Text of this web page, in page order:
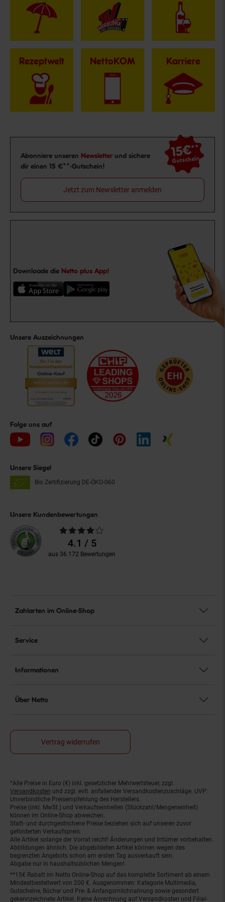
Rezeptwelt NettoKOM Karriere
Newsletter Anmeldung
Abonniere unseren Newsletter und sichere
dir einen 15 €**-Gutschein!
15€**
Gutschein
Jetzt zum Newsletter anmelden
Downloade die Netto plus App!
Unsere Auszeichnungen
Folge uns auf
Unsere Siegel
Bio Zertifizierung DE-ÖKO-060
Unsere Kundenbewertungen
Durchschnittliche
Bewertungen4.1 / 5
aus 36.172 Bewertungen
Zahlarten im Online-Shop
Service
Informationen
Über Netto
Vertrag widerrufen
Fußnoten
*Alle Preise in Euro (€) inkl. gesetzlicher Mehrwertsteuer, zzgl.
Versandkosten und zzgl. evtl. anfallender Versandkostenzuschläge. UVP:
Unverbindliche Preisempfehlung des Herstellers.
Preise (inkl. MwSt.) und Verkaufseinheiten (Stückzahl/Mengeneinheit)
können im Online-Shop abweichen.
Statt- und durchgestrichene Preise beziehen sich auf unseren zuvor
geforderten Verkaufspreis.
Alle Artikel solange der Vorrat reicht! Änderungen und Irrtümer vorbehalten.
Abbildungen ähnlich. Die abgebildeten Artikel können wegen des
begrenzten Angebots schon am ersten Tag ausverkauft sein.
Abgabe nur in haushaltsüblichen Mengen!
**15€ Rabatt im Netto Online-Shop auf das komplette Sortiment ab einem
Mindestbestellwert von 200 €. Ausgenommen: Kategorie Multimedia,
Gutscheine, Bücher und Pre- & Anfangsmilchnahrung sowie gesondert
gekennzeichnete Artikel. Keine Anrechnung auf Versandkosten und Filial-